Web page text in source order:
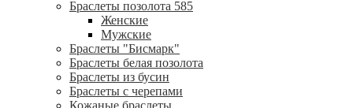
Браслеты позолота 585
Женские
Мужские
Браслеты "Бисмарк"
Браслеты белая позолота
Браслеты из бусин
Браслеты с черепами
Кожаные браслеты